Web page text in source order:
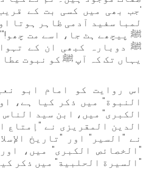
'جب بھی میں کسی بت کے
لمبا سفید آدمی ظاہر ہوتا
ﷺ پیچھے ہٹ جا، اسے مت
ﷺ دوبارہ کبھی ان کے
یہاں تک کہ آپ ﷺ کو نبوت عطا
اس روایت کو امام ابو
النبوة" میں ذکر کیا ہے،
الكبرى" میں، ابن سید الناس
الدین المقریزی نے "إمتاع
نے "السير" اور "تاريخ
"الخصائص الكبرى" میں،
"السيرة الحلبية" میں ذکر